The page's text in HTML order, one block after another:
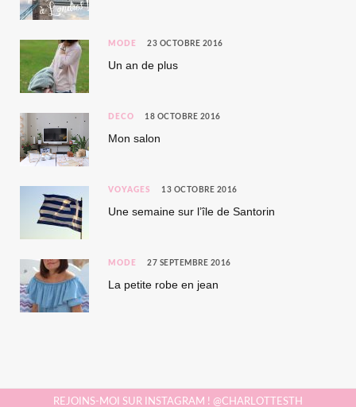
MODE 23 OCTOBRE 2016
Un an de plus
DÉCO 18 OCTOBRE 2016
Mon salon
VOYAGES 13 OCTOBRE 2016
Une semaine sur l’île de Santorin
MODE 27 SEPTEMBRE 2016
La petite robe en jean
REJOINS-MOI SUR INSTAGRAM ! @CHARLOTTESTH